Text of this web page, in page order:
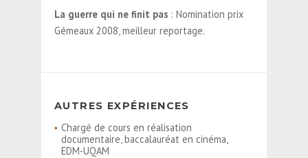
La guerre qui ne finit pas : Nomination prix
Gémeaux 2008, meilleur reportage.
AUTRES EXPÉRIENCES
Chargé de cours en réalisation
documentaire, baccalauréat en cinéma,
EDM-UQAM